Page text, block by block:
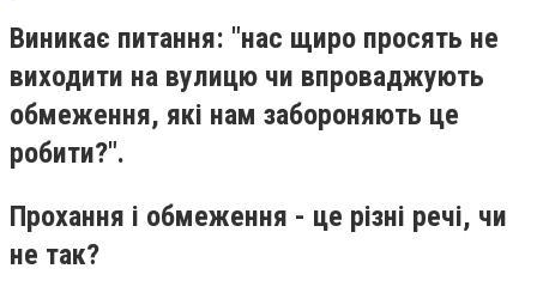
Виникає питання: "нас щиро просять не
виходити на вулицю чи впроваджують
обмеження, які нам забороняють це
робити?".
Прохання і обмеження - це різні речі, чи
не так?